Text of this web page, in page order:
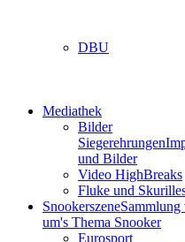
DBU
Mediathek
Bilder
Siegerehrungen
und Bilder
Video HighBreaks
Fluke und
SnookerszeneSammlung
um's Thema Snooker
Eurosport